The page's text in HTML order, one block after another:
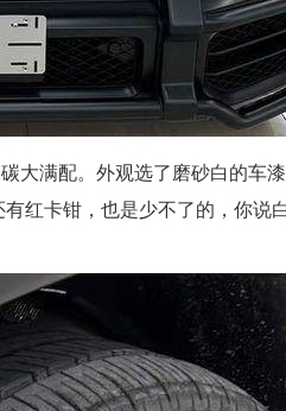
大满配。外观选了磨砂白的车
红卡钳，也是少不了的，你说